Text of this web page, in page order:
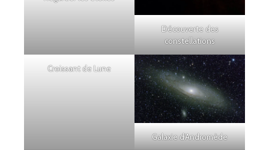
Découverte des
constellations
Croissant de Lune
Galaxie d'Andromède